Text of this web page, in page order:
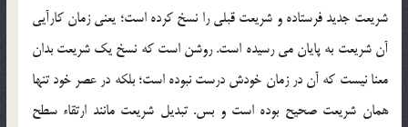
شريعت جديد فرستاده و شريعت قبلي را نسخ کرده است؛ يعني زمان كارآيي
آن شريعت به پايان مي رسيده است. روشن است كه نسخ يك شريعت بدان
معنا نيست كه آن در زمان خودش درست نبوده است؛ بلكه در عصر خود تنها
همان شريعت صحيح بوده است و بس. تبديل شريعت مانند ارتقاء سطح